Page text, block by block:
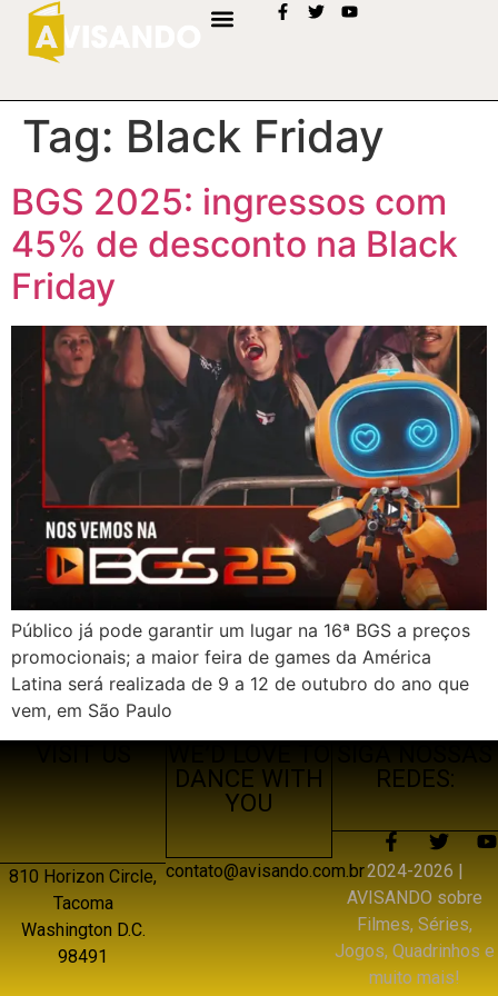
Tag: Black Friday
BGS 2025: ingressos com
45% de desconto na Black
Friday
Público já pode garantir um lugar na 16ª BGS a preços
promocionais; a maior feira de games da América
Latina será realizada de 9 a 12 de outubro do ano que
vem, em São Paulo
810 Horizon Circle,
Tacoma
Washington D.C.
98491
DANCE WITH
YOU
contato@avisando.com.br
REDES:
2024-2026 |
AVISANDO sobre
Filmes, Séries,
Jogos, Quadrinhos e
muito mais!